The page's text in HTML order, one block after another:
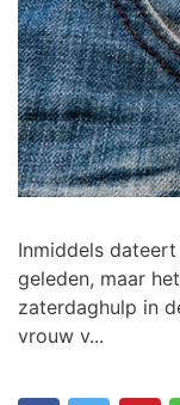
Inmiddels
geleden, maar
zaterdaghulp in
vrouw v...